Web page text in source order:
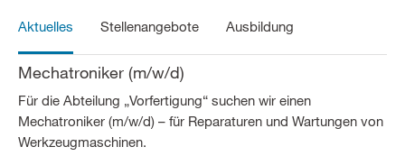
Aktuelles Stellenangebote Ausbildung
Mechatroniker (m/w/d)
Für die Abteilung „Vorfertigung“ suchen wir einen
Mechatroniker (m/w/d) – für Reparaturen und Wartungen von
Werkzeugmaschinen.